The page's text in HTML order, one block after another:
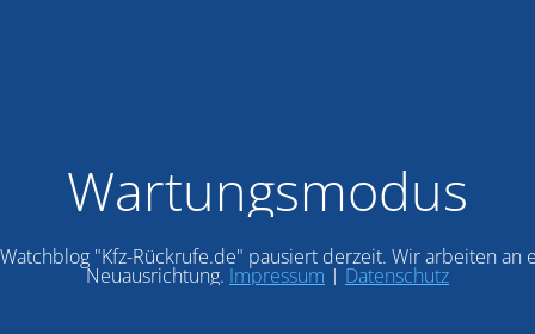
Wartungsmodus
"Kfz-Rückrufe.de" pausiert derzeit. Wir arbeiten an
Neuausrichtung. Impressum | Datenschutz